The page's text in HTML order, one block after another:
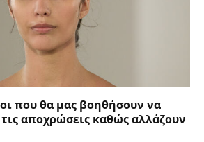
που θα μας βοηθήσουν να
αποχρώσεις καθώς αλλάζουν